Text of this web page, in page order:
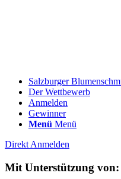
Salzburger
Der Wettbewerb
Anmelden
Gewinner
Menü Menü
Direkt Anmelden
Mit Unterstützung von: